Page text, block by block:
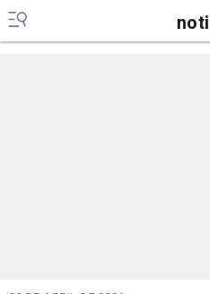
noti